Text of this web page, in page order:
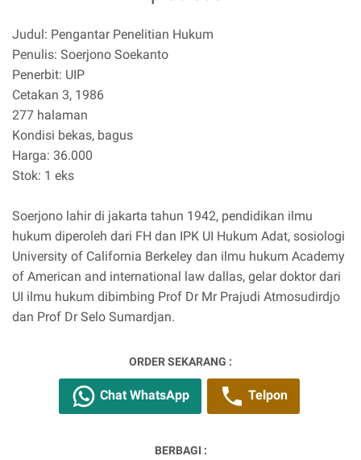
Judul: Pengantar Penelitian Hukum
Penulis: Soerjono Soekanto
Penerbit: UIP
Cetakan 3, 1986
277 halaman
Kondisi bekas, bagus
Harga: 36.000
Stok: 1 eks
Soerjono lahir di jakarta tahun 1942, pendidikan ilmu
hukum diperoleh dari FH dan IPK UI Hukum Adat, sosiologi
University of California Berkeley dan ilmu hukum Academy
of American and international law dallas, gelar doktor dari
UI ilmu hukum dibimbing Prof Dr Mr Prajudi Atmosudirdjo
dan Prof Dr Selo Sumardjan.
ORDER SEKARANG :
Chat WhatsApp Telpon
BERBAGI :